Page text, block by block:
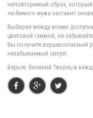
неповторимый образ,
любимого мужа заставит
Выбирая между всеми
цветовой гаммой, не
Вы получите взрывоопасный
незабываемый силуэт.
Верьте, Великий Творец в